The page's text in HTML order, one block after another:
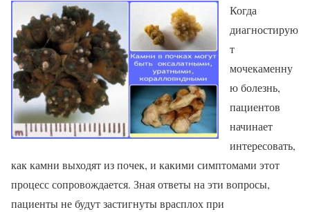
Когда
диагностирую
т
мочекаменну
ю болезнь,
пациентов
начинает
интересовать,
как камни выходят из почек, и какими симптомами этот
процесс сопровождается. Зная ответы на эти вопросы,
пациенты не будут застигнуты врасплох при